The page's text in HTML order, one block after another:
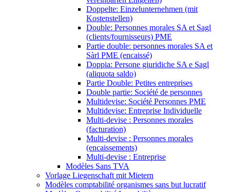
Doppelte: Einzelunternehmen (mit
Kostenstellen)
Double: Personnes morales SA et Sagl
(clients/fournisseurs) PME
Partie double: personnes morales SA et
Sàrl PME (encaissé)
Doppia: Persone giuridiche SA e Sagl
(aliquota saldo)
Partie Double: Petites entreprises
Double partie: Société de personnes
Multidevise: Société Personnes PME
Multidevise: Entreprise Individuelle
Multi-devise : Personnes morales
(facturation)
Multi-devise : Personnes morales
(encaissements)
Multi-devise : Entreprise
Modèles Sans TVA
Vorlage Liegenschaft mit Mietern
Modèles comptabilité organismes sans but lucratif